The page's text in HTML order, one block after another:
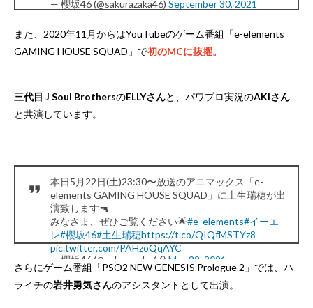
— 櫻坂46 (@sakurazaka46) September 30, 2021
また、2020年11月からはYouTubeのゲーム番組「e-elements
GAMING HOUSE SQUAD」で初のMCに抜擢。
三代目 J Soul BrothersのELLYさんと、パワプロ実況のAKIさん
と共演しています。
本日5月22日(土)23:30〜放送のアニマックス「e-
elements GAMING HOUSE SQUAD」に土生瑞穂が出
演致します🔫
みなさま、ぜひご覧ください🌟#e_elements#イーエ
レ#櫻坂46#土生瑞穂https://t.co/QIQfMSTYz8
pic.twitter.com/PAHzoQqAYC
— 櫻坂46 (@sakurazaka46) May 22, 2021
さらにゲーム番組「PSO2 NEW GENESIS Prologue 2」では、ハ
ライチの岩井勇気さんのアシスタントとして出演。